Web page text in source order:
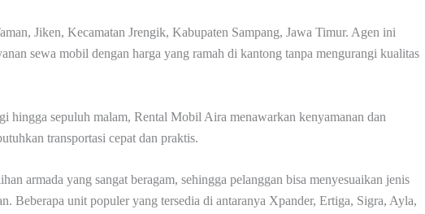
Jiken, Kecamatan Jrengik, Kabupaten Sampang, Jawa Timur. Agen ini
sewa mobil dengan harga yang ramah di kantong tanpa mengurangi kualitas
hingga sepuluh malam, Rental Mobil Aira menawarkan kenyamanan dan
transportasi cepat dan praktis.
armada yang sangat beragam, sehingga pelanggan bisa menyesuaikan jenis
Beberapa unit populer yang tersedia di antaranya Xpander, Ertiga, Sigra, Ayla,